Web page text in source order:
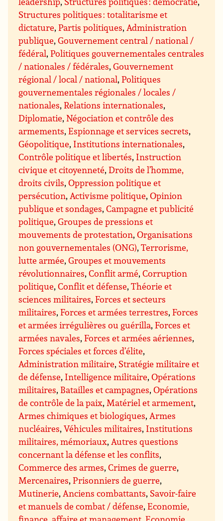
Structures politiques : totalitarisme et
dictature,Partis politiques,Administration
publique,Gouvernement central / national /
fédéral,Politiques gouvernementales centrales
/ nationales / fédérales,Gouvernement
régional / local / national,Politiques
gouvernementales régionales / locales /
nationales,Relations internationales,
Diplomatie,Négociation et contrôle des
armements,Espionnage et services secrets,
Géopolitique, Institutions internationales,
Contrôle politique et libertés, Instruction
civique et citoyenneté,Droits de l’homme,
droits civils,Oppression politique et
persécution,Activisme politique,Opinion
publique et sondages,Campagne et publicité
politique,Groupes de pressions et
mouvements de protestation,Organisations
non gouvernementales (ONG),Terrorisme,
lutte armée,Groupes et mouvements
révolutionnaires,Conflit armé,Corruption
politique,Conflit et défense,Théorie et
sciences militaires,Forces et secteurs
militaires,Forces et armées terrestres,Forces
et armées irrégulières ou guérilla,Forces et
armées navales,Forces et armées aériennes,
Forces spéciales et forces d’élite,
Administration militaire, Stratégie militaire et
de défense, Intelligence militaire,Opérations
militaires, Batailles et campagnes,Opérations
de contrôle de la paix,Matériel et armement,
Armes chimiques et biologiques,Armes
nucléaires,Véhicules militaires, Institutions
militaires, mémoriaux,Autres questions
concernant la défense et les conflits,
Commerce des armes,Crimes de guerre,
Mercenaires,Prisonniers de guerre,
Mutinerie,Anciens combattants, Savoir-faire
et manuels de combat / défense,Economie,